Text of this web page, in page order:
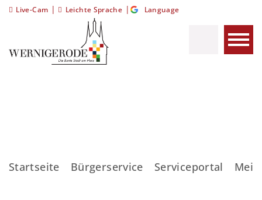
Live-Cam | Leichte Sprache | Language
Startseite Bürgerservice Serviceportal